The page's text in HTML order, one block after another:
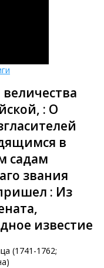
: О
в
садам
звания
: Из
известие
(1741-1762;